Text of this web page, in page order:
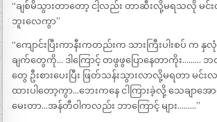
“ချစ်မိသွားတာတော့ ငါ့လည်း တာဆီးလို့မရသလို မ
ဘူးလေကွာ”
“ကျောင်းပြီးကာနီးကတည်းက သားကြီးပါးစပ် က နှ
ချက်တွေကို… ဒါကြောင့် တဖွဖွပြောနေတာကိုး………
တွေ ဦးစားပေးပြီး ဖြတ်သန်းသွားလာလို့မရတာ မင်း
ထားပါတော့ကွာ…ဘေးကနေ ငါကြားခဲ့လို့ သေချာအေ
မေးတာ…အန်တီဝါကလည်း ဘာကြောင့် များ………”